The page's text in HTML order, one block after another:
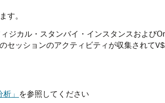
す。
ジカル・スタンバイ・インスタンスおよ
セッションのアクティビティが収集されて
」 を参照してください